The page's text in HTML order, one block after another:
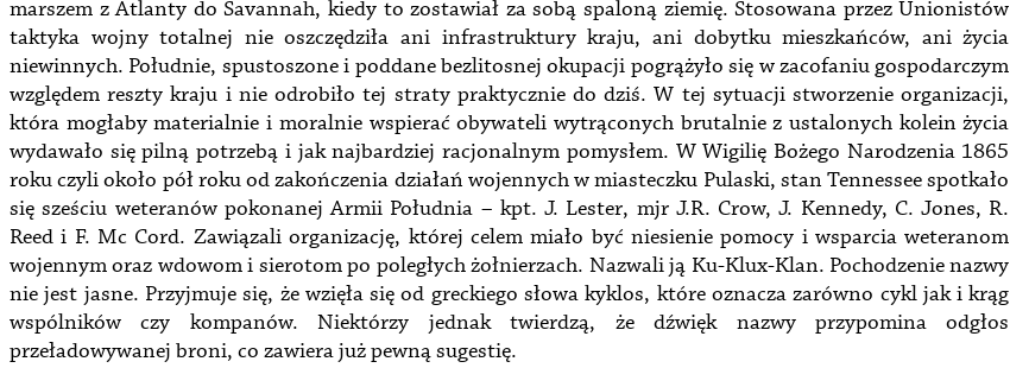
marszem z Atlanty do Savannah, kiedy to zostawiał za sobą spaloną ziemię. Stosowana przez Unionistów
taktyka wojny totalnej nie oszczędziła ani infrastruktury kraju, ani dobytku mieszkańców, ani życia
niewinnych. Południe, spustoszone i poddane bezlitosnej okupacji pogrążyło się w zacofaniu gospodarczym
względem reszty kraju i nie odrobiło tej straty praktycznie do dziś. W tej sytuacji stworzenie organizacji,
która mogłaby materialnie i moralnie wspierać obywateli wytrąconych brutalnie z ustalonych kolein życia
wydawało się pilną potrzebą i jak najbardziej racjonalnym pomysłem. W Wigilię Bożego Narodzenia 1865
roku czyli około pół roku od zakończenia działań wojennych w miasteczku Pulaski, stan Tennessee spotkało
się sześciu weteranów pokonanej Armii Południa – kpt. J. Lester, mjr J.R. Crow, J. Kennedy, C. Jones, R.
Reed i F. Mc Cord. Zawiązali organizację, której celem miało być niesienie pomocy i wsparcia weteranom
wojennym oraz wdowom i sierotom po poległych żołnierzach. Nazwali ją Ku-Klux-Klan. Pochodzenie nazwy
nie jest jasne. Przyjmuje się, że wzięła się od greckiego słowa kyklos, które oznacza zarówno cykl jak i krąg
wspólników czy kompanów. Niektórzy jednak twierdzą, że dźwięk nazwy przypomina odgłos
przeładowywanej broni, co zawiera już pewną sugestię.